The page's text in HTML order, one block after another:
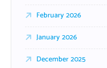
February 2026
January 2026
December 2025